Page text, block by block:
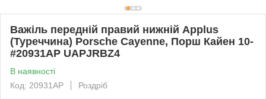
Важіль передній правий нижній Applus
(Туреччина) Porsche Cayenne, Порш Кайен 10-
#20931AP UAPJRBZ4
В наявності
Код: 20931AP
Роздріб